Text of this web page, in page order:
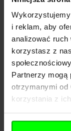
i reklam, aby
analizować
korzystasz z
Partnerzy mogą
otrzymanymi od
korzystania z ich
Nazwa
Kraj
Adres
Kod pocztowy
Miasto